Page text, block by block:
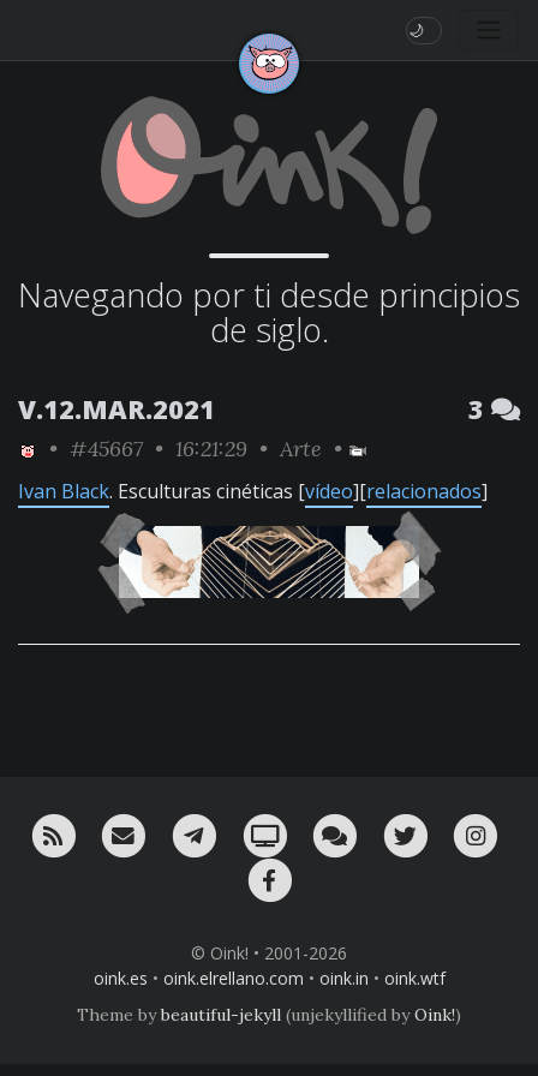
🌙
Navegando por ti desde principios
de siglo.
V.12.MAR.2021 3
• #45667 • 16:21:29 • Arte •
Ivan Black. Esculturas cinéticas [vídeo][relacionados]
RSS ¡Mándame un email!¡Nuestro canal en Telegram!
Oink! TV Charla con nosotros
Twitter
© Oink! • 2001-2026
oink.es • oink.elrellano.com • oink.in • oink.wtf
Theme bybeautiful-jekyll (unjekyllified byOink!)